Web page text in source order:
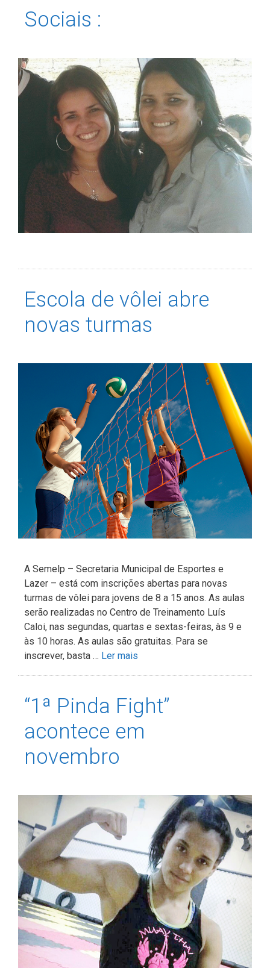
Sociais :
Escola de vôlei abre
novas turmas
A Semelp – Secretaria Municipal de Esportes e
Lazer – está com inscrições abertas para novas
turmas de vôlei para jovens de 8 a 15 anos. As aulas
serão realizadas no Centro de Treinamento Luís
Caloi, nas segundas, quartas e sextas-feiras, às 9 e
às 10 horas. As aulas são gratuitas. Para se
inscrever, basta … Ler mais
“1ª Pinda Fight”
acontece em
novembro